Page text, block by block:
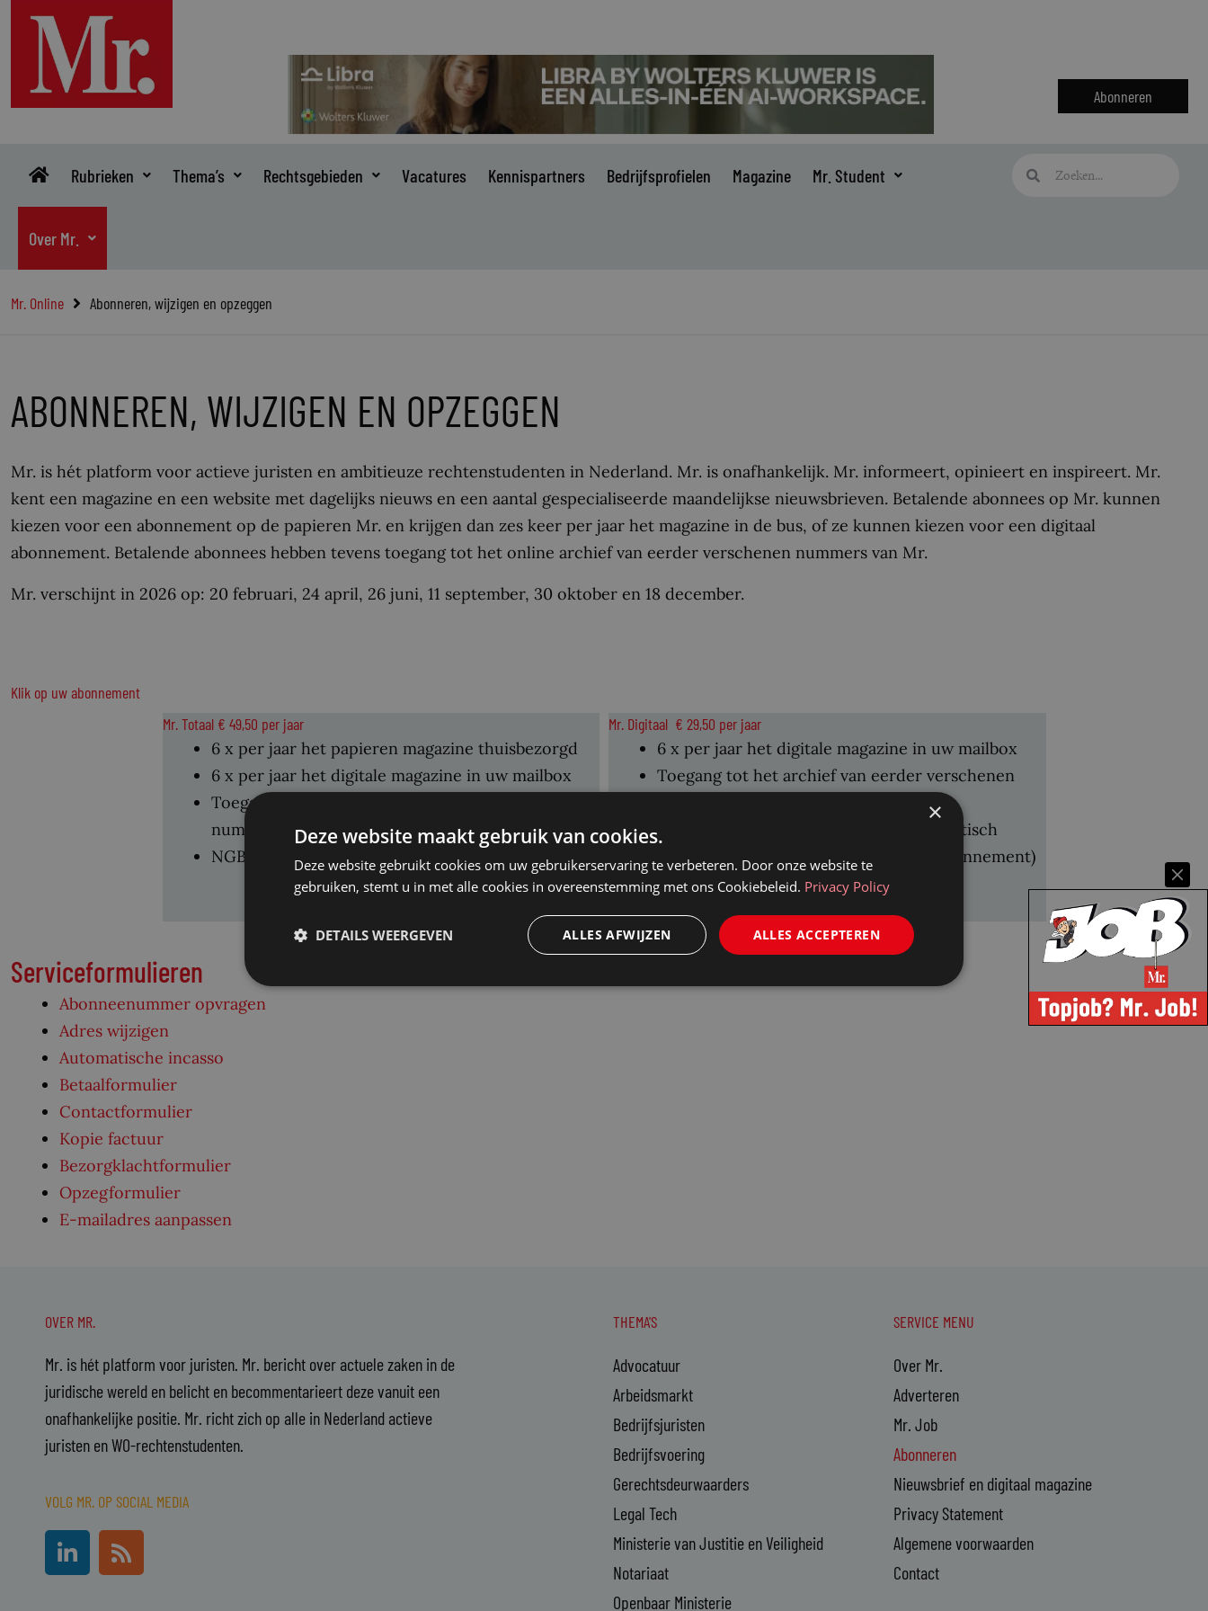
inhoud
Abonneren
Rubrieken Thema’s Rechtsgebieden Vacatures Kennispartners Bedrijfsprofielen Magazine Mr. Student
Over Mr.
Zoeken
Mr. Online Abonneren, wijzigen en opzeggen
ABONNEREN, WIJZIGEN EN OPZEGGEN
Mr. is hét platform voor actieve juristen en ambitieuze rechtenstudenten in Nederland. Mr. is onafhankelijk. Mr. informeert, opinieert en inspireert. Mr.
kent een magazine en een website met dagelijks nieuws en een aantal gespecialiseerde maandelijkse nieuwsbrieven. Betalende abonnees op Mr. kunnen
kiezen voor een abonnement op de papieren Mr. en krijgen dan zes keer per jaar het magazine in de bus, of ze kunnen kiezen voor een digitaal
abonnement. Betalende abonnees hebben tevens toegang tot het online archief van eerder verschenen nummers van Mr.
Mr. verschijnt in 2026 op: 20 februari, 24 april, 26 juni, 11 september, 30 oktober en 18 december.
Klik op uw abonnement
Mr. Totaal € 49,50 per jaar
6 x per jaar het papieren magazine thuisbezorgd
6 x per jaar het digitale magazine in uw mailbox
Toegang tot het archief van de eerder verschenen
nummers
NGB-leden 50% korting
Mr. Digitaal € 29,50 per jaar
6 x per jaar het digitale magazine in uw mailbox
Toegang tot het archief van eerder verschenen
Studentenprijs € 17,50 (na 4 jaar automatisch
omgezet naar een standaard digitaal abonnement)
NGB-leden 50% korting
Serviceformulieren
Abonneenummer opvragen
Adres wijzigen
Automatische incasso
Betaalformulier
Contactformulier
Kopie factuur
Bezorgklachtformulier
Opzegformulier
E-mailadres aanpassen
OVER MR.
Mr. is hét platform voor juristen. Mr. bericht over actuele zaken in de
juridische wereld en belicht en becommentarieert deze vanuit een
onafhankelijke positie. Mr. richt zich op alle in Nederland actieve
juristen en WO-rechtenstudenten.
VOLG MR. OP SOCIAL MEDIA
i
R
s
THEMA'S
Advocatuur
Arbeidsmarkt
Bedrijfsjuristen
Bedrijfsvoering
Gerechtsdeurwaarders
Legal Tech
Ministerie van Justitie en Veiligheid
Notariaat
Openbaar Ministerie
SERVICE MENU
Over Mr.
Adverteren
Mr. Job
Abonneren
Nieuwsbrief en digitaal magazine
Privacy Statement
Algemene voorwaarden
Contact
×
Deze website maakt gebruik van cookies.
Deze website gebruikt cookies om uw gebruikerservaring te verbeteren. Door onze website te
gebruiken, stemt u in met alle cookies in overeenstemming met ons Cookiebeleid. Privacy Policy
ALLES ACCEPTEREN
ALLES AFWIJZEN
DETAILS WEERGEVEN